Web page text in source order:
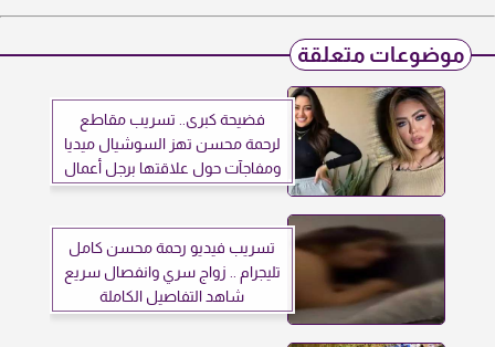
موضوعات متعلقة
فضيحة كبرى.. تسريب مقاطع
لرحمة محسن تهز السوشيال ميديا
ومفاجآت حول علاقتها برجل أعمال
تسريب فيديو رحمة محسن كامل
تليجرام .. زواج سري وانفصال سريع
شاهد التفاصيل الكاملة